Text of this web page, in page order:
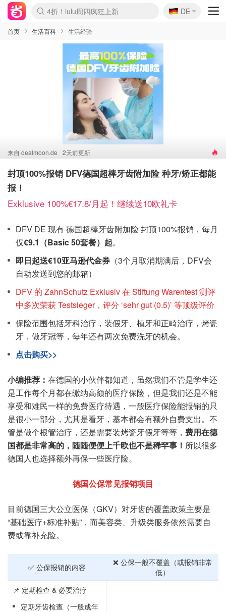
Boticinal 夏促开抢！
4折！lulu周四疯狂上新
还没结束！&OtherStories大促
Joybuy变相75折 随时失效
速领！Stanley独家85折
疑似霸哥！Camper额外叠85折
Zalando 奥莱闪促！每日更新
Moncler反季囤！5折起+叠9折
Coach Brooklyn仅€192
🇩🇪
DE
首页 生活百科 生活经验
来自 dealmoon.de 2天前更新
封顶100%报销 DFV德国超棒牙齿附加险 种牙/矫正都能
报！
Exklusive 100%€17.8/月起！继续送10欧礼卡
DFV DE 现有 德国超棒牙齿附加险 封顶100%报销，每月
仅€9.1（Basic 50套餐）起。
即日起送€10亚马逊代金券 （3个月取消期满后，DFV会
自动发送到您的邮箱）
DFV 的 ZahnSchutz Exklusiv 在 Stiftung Warentest 测评
中多次荣获 Testsieger，评分 ‘sehr gut (0.5)’ 等顶级评价
保险范围包括牙科治疗，装假牙、植牙和正畸治疗，烤瓷
牙，做牙冠等，每年还有两次免费洗牙的机会。
点击购买>>
小编推荐： 在德国的小伙伴都知道，虽然我们不管是学生还
是工作每个月都在缴纳高额的医疗保险，但是我们还是不能
享受和难民一样的免费医疗待遇，一般医疗保险能报销的只
是很小一部分，尤其是看牙，基本都会有额外自费支出。不
管是做个根管治疗，还是需要装烤瓷牙假牙等等， 费用在德
国都是非常高的，随随便便上千欧也不是稀罕事！ 所以很多
德国人也选择额外再保一些医疗险。
德国公保常见报销项目
目前德国三大公立医保（GKV）对牙齿的覆盖政策主要是
“基础医疗+标准补贴”，而美容类、升级类服务依然需要自
费或靠补充险。
✅ 公保报销的内容
❌ 公保一般不覆盖（或报销非常
低）
📌 定期检查 & 必要治疗
定期牙齿检查（一般成年